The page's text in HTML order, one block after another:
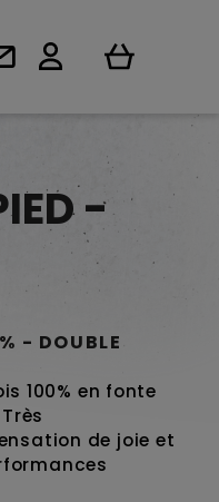
-
- DOUBLE
100% en fonte
de joie et